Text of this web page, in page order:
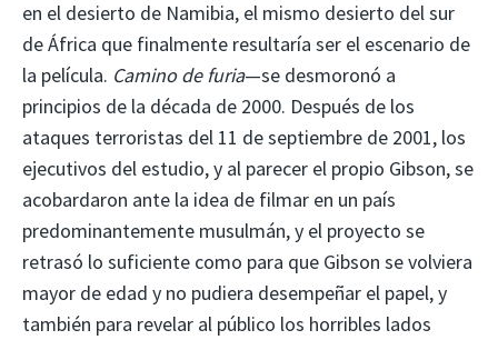
en el desierto de Namibia, el mismo desierto del sur
de África que finalmente resultaría ser el escenario de
la película. Camino de furia—se desmoronó a
principios de la década de 2000. Después de los
ataques terroristas del 11 de septiembre de 2001, los
ejecutivos del estudio, y al parecer el propio Gibson, se
acobardaron ante la idea de filmar en un país
predominantemente musulmán, y el proyecto se
retrasó lo suficiente como para que Gibson se volviera
mayor de edad y no pudiera desempeñar el papel, y
también para revelar al público los horribles lados